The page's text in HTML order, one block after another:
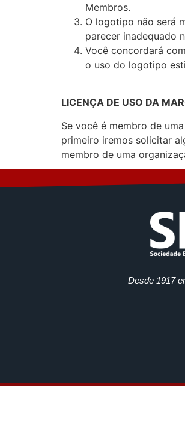
Membros.
O logotipo não será
parecer inadequado
Você concordará
o uso do logotipo
LICENÇA DE USO DA
Se você é membro de
primeiro iremos solicitar
membro de uma
Desde 1917